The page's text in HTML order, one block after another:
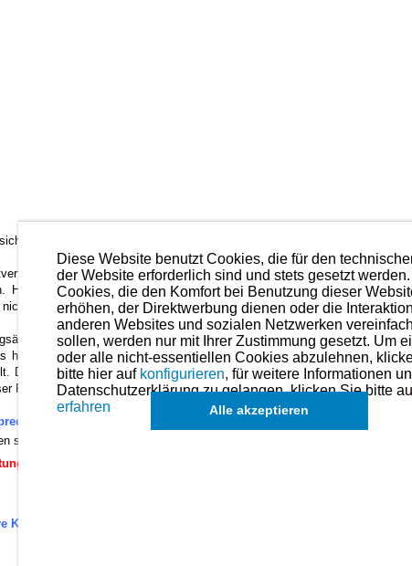
um einen Erstausrüster für jedermann bekannte Fahrzeugmarken. Es
von Kolben und Kolbenringen für klassische Motorräder
Hierbei legen wir Wert auf den Ursprung. Das beinhaltet das
technisch stehen bleiben und lassen Fortschritte wie zum Beispiel 3-
verwenden wir immer (wenn nicht anders angegeben) 3-teilige
höhere Aufmerksamkeit, die man bei der Montage im Vergleich zu 1-
die Stöße der beiden Abstreifringe des 3-teiligen Ölabstreifringes
Ringe verantwortlich ist. Der dritte Ring ist ein sogenannter Spreizring
sicherzustellen übernehmen wir das Bohren und Honen der Zylinder – in
an!
Kolben-Maße für dieses Modell sind (falls vorhanden) in der
Diese Website benutzt Cookies, die für den
der Website erforderlich sind und stets gesetzt
Cookies, die den Komfort bei Benutzung dieser
erhöhen, der Direktwerbung dienen oder die
anderen Websites und sozialen Netzwerken
sollen, werden nur mit Ihrer Zustimmung gesetzt. Um
oder alle nicht-essentiellen Cookies abzulehnen,
bitte hier auf konfigurieren, für weitere Informationen
Datenschutzerklärung zu gelangen, klicken Sie bitte
erfahren
Alle akzeptieren